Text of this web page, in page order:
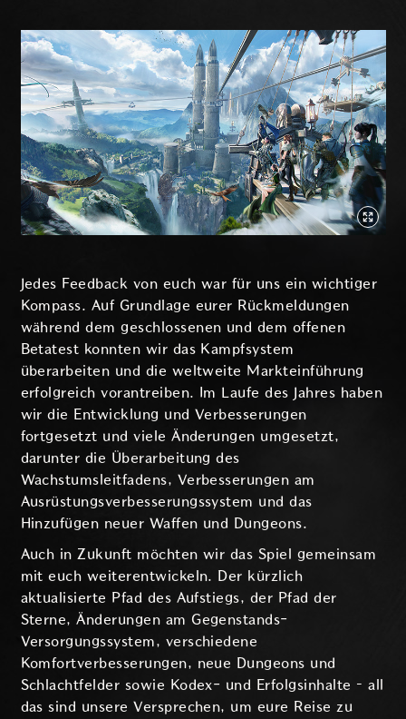
Jedes Feedback von euch war für uns ein wichtiger
Kompass. Auf Grundlage eurer Rückmeldungen
während dem geschlossenen und dem offenen
Betatest konnten wir das Kampfsystem
überarbeiten und die weltweite Markteinführung
erfolgreich vorantreiben. Im Laufe des Jahres haben
wir die Entwicklung und Verbesserungen
fortgesetzt und viele Änderungen umgesetzt,
darunter die Überarbeitung des
Wachstumsleitfadens, Verbesserungen am
Ausrüstungsverbesserungssystem und das
Hinzufügen neuer Waffen und Dungeons.
Auch in Zukunft möchten wir das Spiel gemeinsam
mit euch weiterentwickeln. Der kürzlich
aktualisierte Pfad des Aufstiegs, der Pfad der
Sterne, Änderungen am Gegenstands-
Versorgungssystem, verschiedene
Komfortverbesserungen, neue Dungeons und
Schlachtfelder sowie Kodex- und Erfolgsinhalte – all
das sind unsere Versprechen, um eure Reise zu